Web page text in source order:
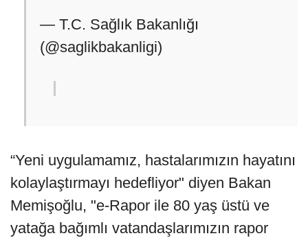
— T.C. Sağlık Bakanlığı
(@saglikbakanligi)
“Yeni uygulamamız, hastalarımızın hayatını
kolaylaştırmayı hedefliyor" diyen Bakan
Memişoğlu, "e-Rapor ile 80 yaş üstü ve
yatağa bağımlı vatandaşlarımızın rapor